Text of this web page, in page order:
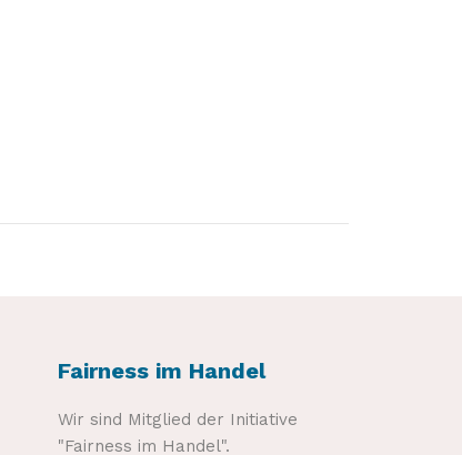
Fairness im Handel
Wir sind Mitglied der Initiative
"Fairness im Handel".